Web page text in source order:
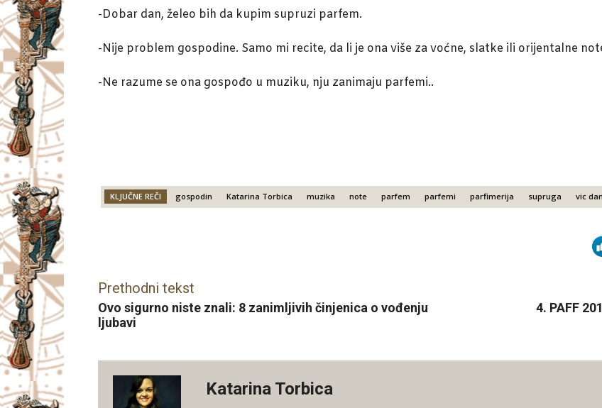
-Dobar dan, želeo bih da kupim supruzi parfem.
-Nije problem gospodine. Samo mi recite, da li je ona više za voćne, slatke ili orijentalne
-Ne razume se ona gospođo u muziku, nju zanimaju parfemi..
KLJUČNE REČI gospodin Katarina Torbica muzika note parfem parfemi parfimerija supruga vic
Prethodni tekst
Ovo sigurno niste znali: 8 zanimljivih činjenica o vođenju
ljubavi
4. PAFF
Katarina Torbica